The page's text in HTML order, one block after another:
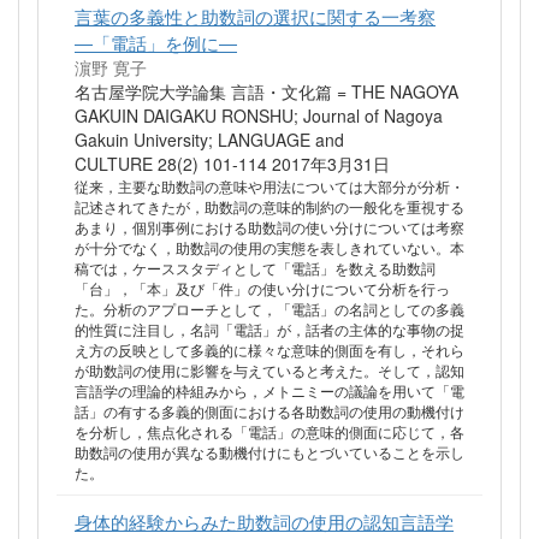
言葉の多義性と助数詞の選択に関する一考察
―「電話」を例に―
濵野 寛子
名古屋学院大学論集 言語・文化篇 = THE NAGOYA
GAKUIN DAIGAKU RONSHU; Journal of Nagoya
Gakuin University; LANGUAGE and
CULTURE 28(2) 101-114 2017年3月31日
従来，主要な助数詞の意味や用法については大部分が分析・
記述されてきたが，助数詞の意味的制約の一般化を重視する
あまり，個別事例における助数詞の使い分けについては考察
が十分でなく，助数詞の使用の実態を表しきれていない。本
稿では，ケーススタディとして「電話」を数える助数詞
「台」，「本」及び「件」の使い分けについて分析を行っ
た。分析のアプローチとして，「電話」の名詞としての多義
的性質に注目し，名詞「電話」が，話者の主体的な事物の捉
え方の反映として多義的に様々な意味的側面を有し，それら
が助数詞の使用に影響を与えていると考えた。そして，認知
言語学の理論的枠組みから，メトニミーの議論を用いて「電
話」の有する多義的側面における各助数詞の使用の動機付け
を分析し，焦点化される「電話」の意味的側面に応じて，各
助数詞の使用が異なる動機付けにもとづいていることを示し
た。
身体的経験からみた助数詞の使用の認知言語学